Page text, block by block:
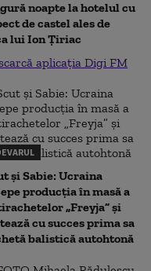
noapte la hotelul cu
de castel ales de
lui Ion Țiriac
aplicația Digi FM
și Sabie: Ucraina
producția în masă a
„Freyja” și
cu succes prima sa
balistică autohtonă